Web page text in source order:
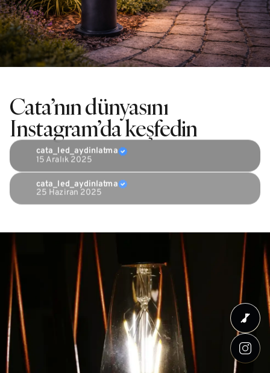
Cata’nın dünyasını
Instagram’da keşfedin
cata_led_aydinlatma
15 Aralık 2025
cata_led_aydinlatma
25 Haziran 2025